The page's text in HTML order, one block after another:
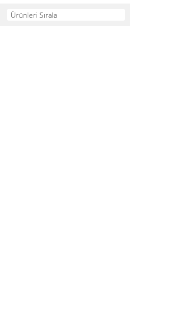
Ürünleri Sırala